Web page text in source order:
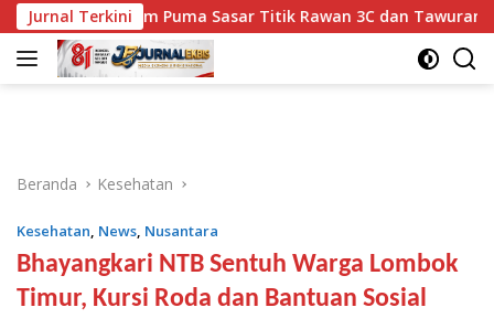
Langsung
ke
konten
Jurnal Terkini
Tim Puma Sasar Titik Rawan 3C dan Tawuran Miq
Beranda Kesehatan
Kesehatan, News, Nusantara
Bhayangkari NTB Sentuh Warga Lombok
Timur, Kursi Roda dan Bantuan Sosial